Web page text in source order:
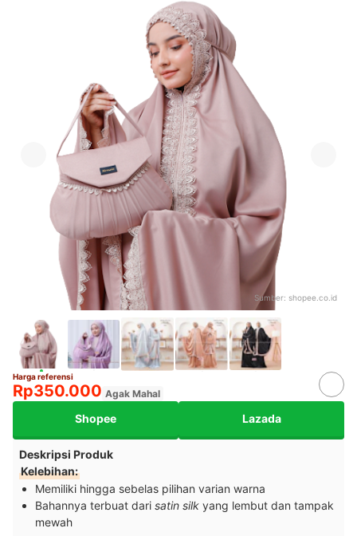
Sumber: shopee.co.id
Harga referensi
Rp350.000 Agak Mahal
Shopee Lazada
Deskripsi Produk
Kelebihan:
Memiliki hingga sebelas pilihan varian warna
Bahannya terbuat dari satin silk yang lembut dan tampak
mewah